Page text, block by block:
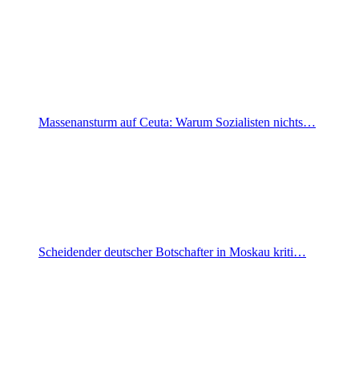
Massenansturm auf Ceuta: Warum Sozialisten nichts…
Scheidender deutscher Botschafter in Moskau kriti…